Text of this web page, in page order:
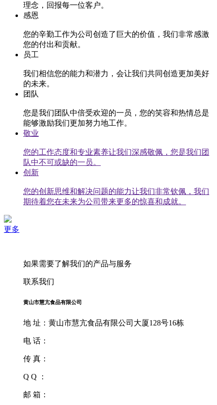
理念，回报每一位客户。
感恩
您的辛勤工作为公司创造了巨大的价值，我们非常感激
您的付出和贡献。
员工
我们相信您的能力和潜力，会让我们共同创造更加美好
的未来。
团队
您是我们团队中倍受欢迎的一员，您的笑容和热情总是
能够激励我们更加努力地工作。
敬业
您的工作态度和专业素养让我们深感敬佩，您是我们团
队中不可或缺的一员。
创新
您的创新思维和解决问题的能力让我们非常钦佩，我们
期待着您在未来为公司带来更多的惊喜和成就。
更多
如果需要了解我们的产品与服务
联系我们
黄山市慧亢食品有限公司
地 址：黄山市慧亢食品有限公司大厦128号16栋
电 话：
传 真：
Q Q ：
邮 箱：